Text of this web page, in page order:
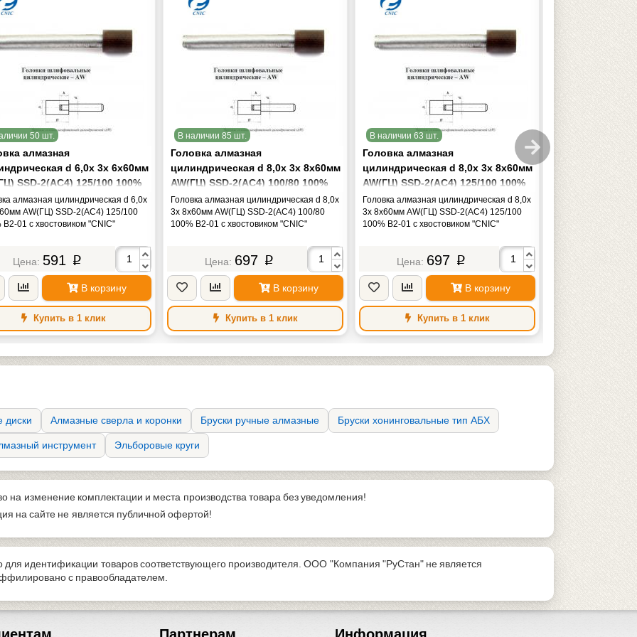
50 шт.
алмазная
d 6,0х 3х 6х60мм
SSD-2(АС4) 125/100 100%
с хвостовиком "CNIC"
алмазная цилиндрическая d 6,0х
AW(ГЦ) SSD-2(АС4) 125/100
В2-01 с хвостовиком "CNIC"
591 p
В корзину
Купить в 1 клик
В наличии 85 шт.
Головка алмазная
цилиндрическая d 8,0х 3х 8х60мм
AW(ГЦ) SSD-2(АС4) 100/80 100%
В2-01 с хвостовиком "CNIC"
Головка алмазная цилиндрическая d 8,0х
3х 8х60мм AW(ГЦ) SSD-2(АС4) 100/80
100% В2-01 с хвостовиком "CNIC"
697 p
В корзину
Купить в 1 клик
В наличии 63 шт.
Головка алмазная
цилиндрическая d 8,0х 3х 8х60мм
AW(ГЦ) SSD-2(АС4) 125/100 100%
В2-01 с хвостовиком "CNIC"
Головка алмазная цилиндрическая d 8,0х
3х 8х60мм AW(ГЦ) SSD-2(АС4) 125/100
100% В2-01 с хвостовиком "CNIC"
697 p
В корзину
Купить в 1 клик
В наличии 11 шт.
Головка алмазная
хвостовиком
диски Алмазные сверла и коронки Бруски ручные алмазные Бруски хонинговальные тип АБХ
инструмент Эльборовые круги
на изменение комплектации и места производства товара без уведомления!
на сайте не является публичной офертой!
для идентификации товаров соответствующего производителя. ООО "Компания "РуСтан" не является
с правообладателем.